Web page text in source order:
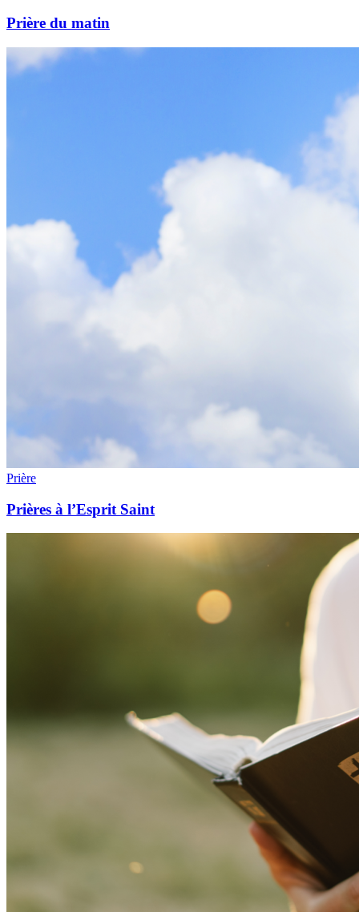
Prière du matin
Prière
Prières à l’Esprit Saint